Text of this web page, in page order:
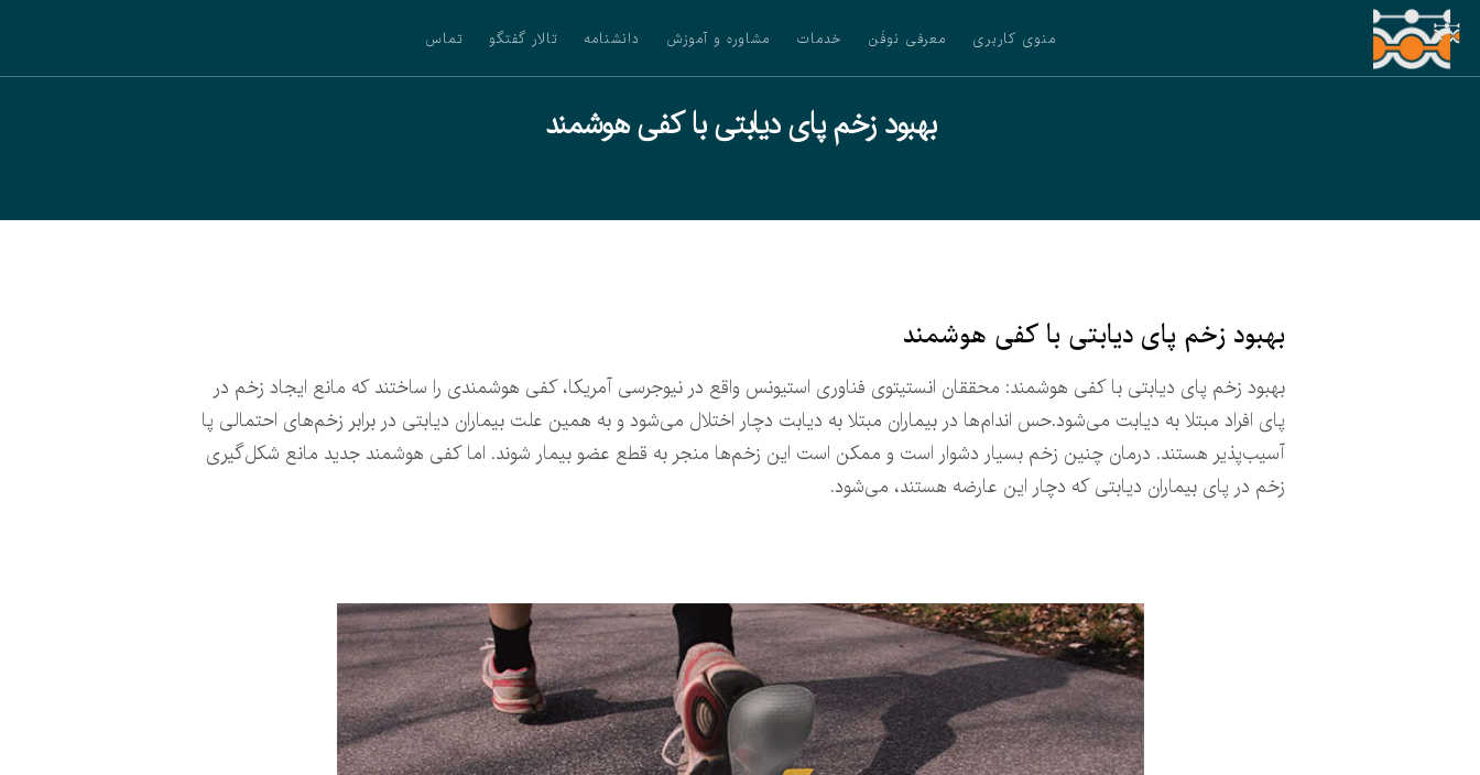
منوی کاربری معرفی نوفَن خدمات مشاوره و آموزش دانشنامه تالار گفتگو تماس
بهبود زخم پای دیابتی با کفی هوشمند
بهبود زخم پای دیابتی با کفی هوشمند
بهبود زخم پای دیابتی با کفی هوشمند: محققان انستیتوی فناوری استیونس واقع در نیوجرسی آمریکا، کفی هوشمندی را ساختند که مانع ایجاد زخم در
پای افراد مبتلا به دیابت می‌شود.حس اندام‌ها در بیماران مبتلا به دیابت دچار اختلال می‌شود و به همین علت بیماران دیابتی در برابر زخم‌های احتمالی پا
آسیب‌پذیر هستند. درمان چنین زخم‌ بسیار دشوار است و ممکن است این زخم‌ها منجر به قطع عضو بیمار شوند. اما کفی هوشمند جدید مانع شکل‌گیری
زخم در پای بیماران دیابتی که دچار این عارضه هستند، می‌شود.